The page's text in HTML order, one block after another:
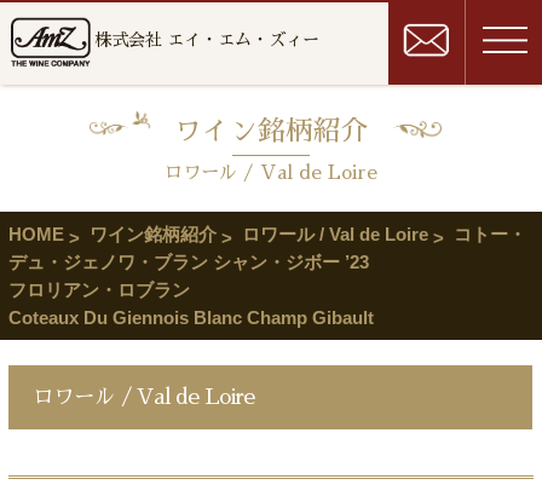
株式会社 エイ・エム・ズィー
ワイン銘柄紹介
ロワール / Val de Loire
HOME ワイン銘柄紹介 ロワール / Val de Loire
コトー・
デュ・ジェノワ・ブラン シャン・ジボー ’23
フロリアン・ロブラン
Coteaux Du Giennois Blanc Champ Gibault
ロワール / Val de Loire